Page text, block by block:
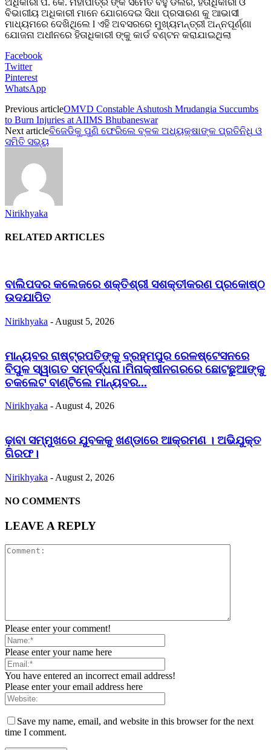
ବିଭାଗୀୟ ଅଧିକାରୀ ମାନେ ଯୋଗଦେଇ ସିଧା ପ୍ରସାରଣ କୁ ଆଭାସୀ
ମାଧ୍ୟମରେ ଦେଖିଥିଲେ l ଏହି ଅବସରରେ ମୁଖ୍ୟମନ୍ତ୍ରୀ ଅନ୍ନପୂର୍ଣ୍ଣା
ଯୋଜନା ଅଧୀନରେ ହିତାଧିକାରୀ ଙ୍କୁ କାର୍ଡ ବଣ୍ଟନ କରାଯାଇଥିଲା
Facebook
Twitter
Pinterest
WhatsApp
Previous articleOMVD Constable Ashutosh Mrudangia Succumbs
to Burn Injuries at AIIMS Bhubaneswar
Next articleବିଜେଡିକୁ ପୁଣି ଫେରିଲେ ବ୍ଳକ ଅଧ୍ୟକ୍ଷାଙ୍କ ପ୍ରତିନିଧି ଓ
ସମିତି ସଭ୍ୟ
Nirikhyaka
RELATED ARTICLES
ବାଲିପଦର କଲେଜରେ ଶକ୍ତିଶ୍ରୀ ସଶକ୍ତୀକରଣ ପ୍ରକୋଷ୍ଠ
ଉଦଯାପିତ
Nirikhyaka - August 5, 2026
ମାନ୍ୟବର ରାଷ୍ଟ୍ରପତିଙ୍କୁ ବ୍ରହ୍ମପୁର ରେଳଷ୍ଟେସନରେ
ବିପୁଳ ସ୍ୱାଗତ ସମ୍ବର୍ଦ୍ଧନା।ମିନାକ୍ଷୀନଗରରେ ଛୋଟଛୁଆଙ୍କୁ
ଚକଲେଟ ବାଣ୍ଟିଲେ ମାନ୍ୟବର...
Nirikhyaka - August 4, 2026
ଢ଼ାବା ସମ୍ମୁଖରେ ଯୁବକକୁ ଖଣ୍ଡାରେ ଆକ୍ରମଣ । ଅଭିଯୁକ୍ତ
ଗିରଫ।
Nirikhyaka - August 2, 2026
NO COMMENTS
LEAVE A REPLY
Please enter your comment!
Please enter your name here
You have entered an incorrect email address!
Please enter your email address here
Save my name, email, and website in this browser for the next
time I comment.